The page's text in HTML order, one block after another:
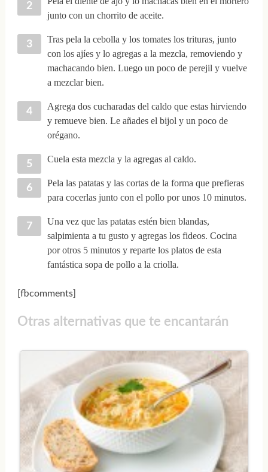
junto con un chorrito de aceite.
Tras pela la cebolla y los tomates los trituras, junto
con los ajíes y lo agregas a la mezcla, removiendo y
machacando bien. Luego un poco de perejil y vuelve
a mezclar bien.
Agrega dos cucharadas del caldo que estas hirviendo
y remueve bien. Le añades el bijol y un poco de
orégano.
Cuela esta mezcla y la agregas al caldo.
Pela las patatas y las cortas de la forma que prefieras
para cocerlas junto con el pollo por unos 10 minutos.
Una vez que las patatas estén bien blandas,
salpimienta a tu gusto y agregas los fideos. Cocina
por otros 5 minutos y reparte los platos de esta
fantástica sopa de pollo a la criolla.
[fbcomments]
Otras alternativas que te encantarán